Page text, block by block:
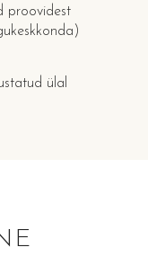
proovidest
ülal